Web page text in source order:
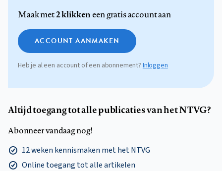
Maak met2 klikkeneen gratis account aan
ACCOUNT AANMAKEN
Heb je al een account of een abonnement? Inloggen
Altijd toegang tot alle publicaties van het NTVG?
Abonneer vandaag nog!
12 weken kennismaken met het NTVG
Online toegang tot alle artikelen